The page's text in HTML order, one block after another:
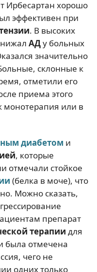
Ирбесартан хорошо
эффективен при
. В высоких
АДу больных
значительно
склонные к
отметили его
приема этого
монотерапия или в
диабетом и
, которые
отмечали стойкое
(белка в моче), что
Можно сказать,
препарат
терапии для
была отмечена
чего не
одних только